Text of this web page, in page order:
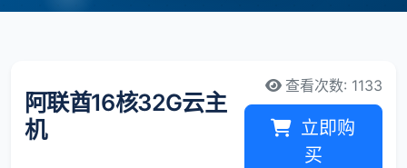
阿联酋16核32G云主
机
查看次数: 1133
立即购
买